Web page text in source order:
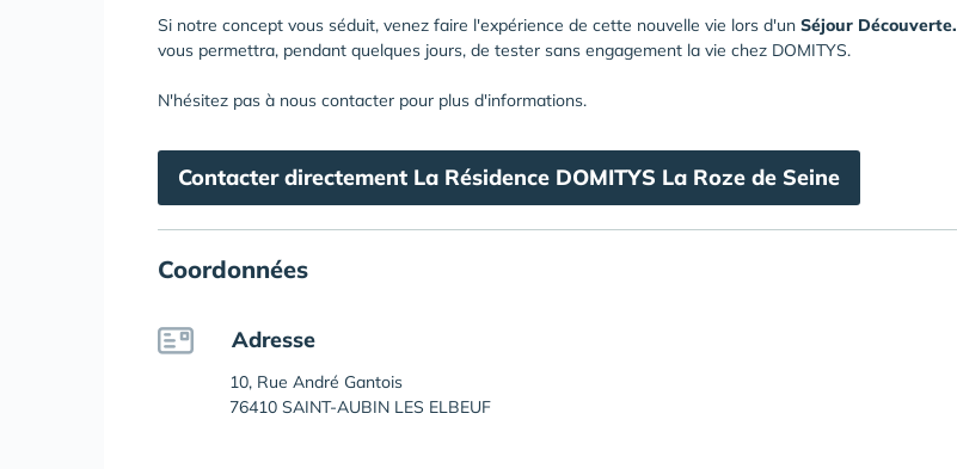
Si notre concept vous séduit, venez faire l'expérience de cette nouvelle vie lors d'un Séjour Découverte.
vous permettra, pendant quelques jours, de tester sans engagement la vie chez DOMITYS.
N'hésitez pas à nous contacter pour plus d'informations.
Contacter directement La Résidence DOMITYS La Roze de Seine
Coordonnées
Adresse
10, Rue André Gantois
76410 SAINT-AUBIN LES ELBEUF